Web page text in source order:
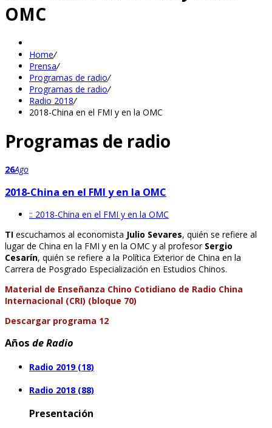
OMC
Home/
Prensa/
Programas de radio/
Programas de radio/
Radio 2018/
2018-China en el FMI y en la OMC
Programas de radio
26Ago
2018-China en el FMI y en la OMC
:: 2018-China en el FMI y en la OMC
TI escuchamos al economista Julio Sevares, quién se refiere al
lugar de China en la FMI y en la OMC y al profesor Sergio
Cesarín, quién se refiere a la Política Exterior de China en la
Carrera de Posgrado Especialización en Estudios Chinos.
Material de Enseñanza Chino Cotidiano de Radio China
Internacional (CRI) (bloque 70)
Descargar programa 12
Años de Radio
Radio 2019 (18)
Radio 2018 (88)
Presentación